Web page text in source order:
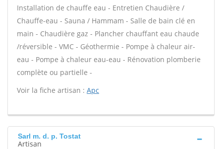
Installation de chauffe eau - Entretien Chaudière /
Chauffe-eau - Sauna / Hammam - Salle de bain clé en
main - Chaudière gaz - Plancher chauffant eau chaude
/réversible - VMC - Géothermie - Pompe à chaleur air-
eau - Pompe à chaleur eau-eau - Rénovation plomberie
complète ou partielle -
Voir la fiche artisan : Apc
Sarl m. d. p. Tostat
Artisan